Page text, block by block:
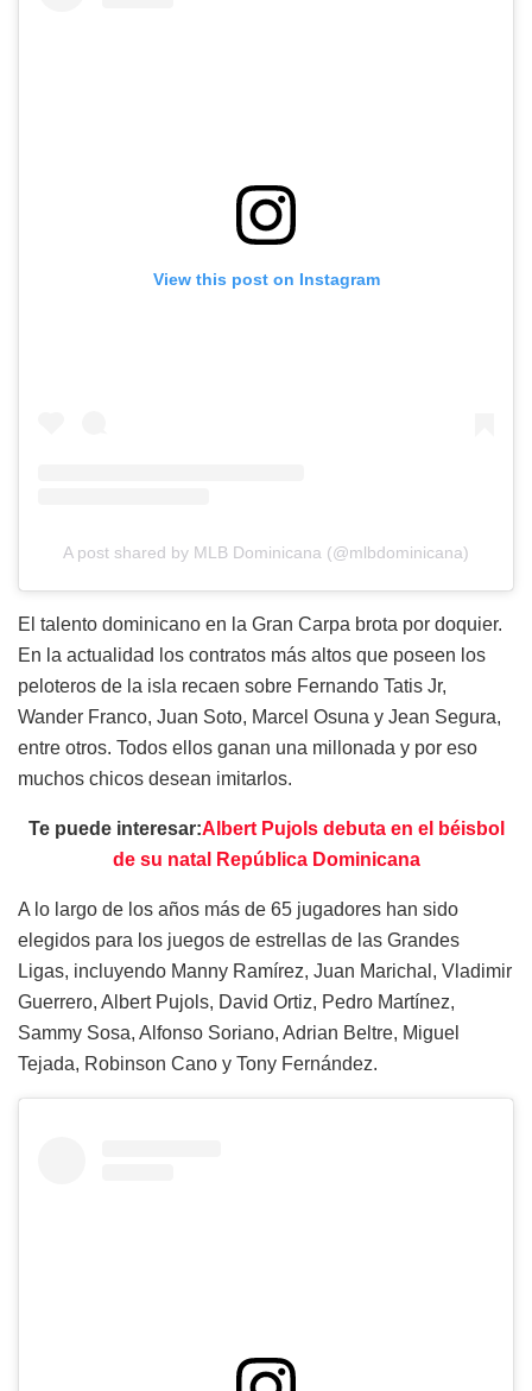
View this post on Instagram
A post shared by MLB Dominicana (@mlbdominicana)
El talento dominicano en la Gran Carpa brota por doquier.
En la actualidad los contratos más altos que poseen los
peloteros de la isla recaen sobre Fernando Tatis Jr,
Wander Franco, Juan Soto, Marcel Osuna y Jean Segura,
entre otros. Todos ellos ganan una millonada y por eso
muchos chicos desean imitarlos.
Te puede interesar:Albert Pujols debuta en el béisbol
de su natal República Dominicana
A lo largo de los años más de 65 jugadores han sido
elegidos para los juegos de estrellas de las Grandes
Ligas, incluyendo Manny Ramírez, Juan Marichal, Vladimir
Guerrero, Albert Pujols, David Ortiz, Pedro Martínez,
Sammy Sosa, Alfonso Soriano, Adrian Beltre, Miguel
Tejada, Robinson Cano y Tony Fernández.